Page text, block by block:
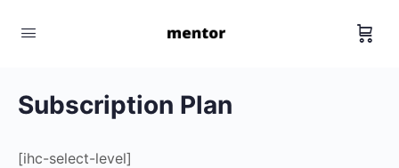
Subscription Plan
[ihc-select-level]